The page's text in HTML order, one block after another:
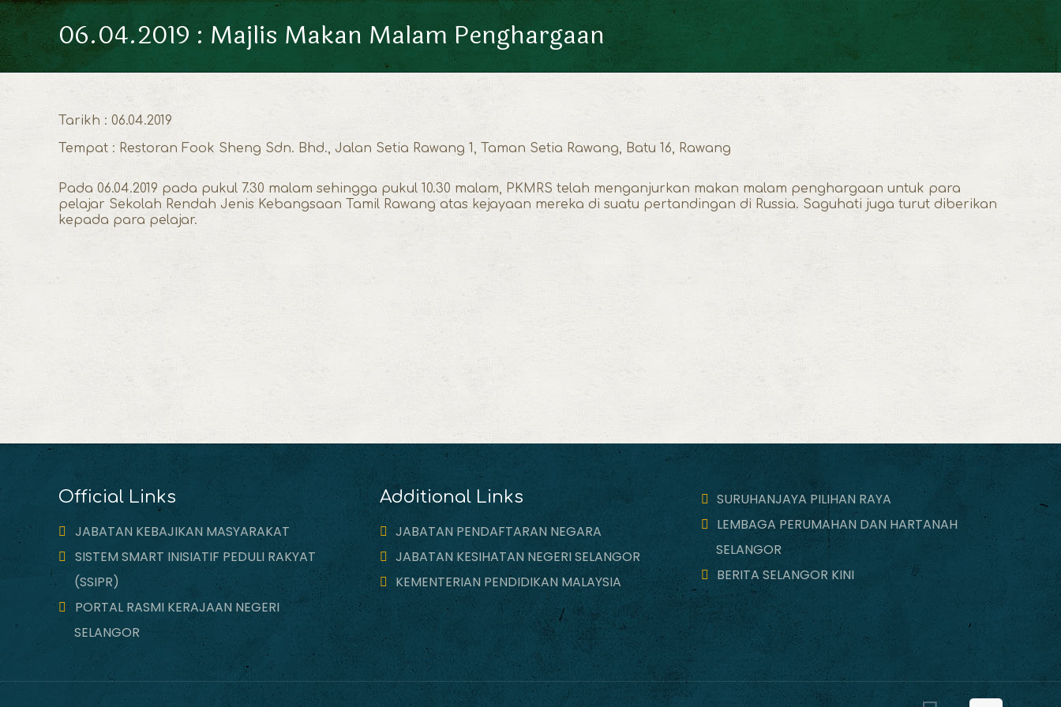
06.04.2019 : Majlis Makan Malam Penghargaan
Tarikh : 06.04.2019
Tempat : Restoran Fook Sheng Sdn. Bhd., Jalan Setia Rawang 1, Taman Setia Rawang, Batu 16, Rawang
Pada 06.04.2019 pada pukul 7.30 malam sehingga pukul 10.30 malam, PKMRS telah menganjurkan makan malam penghargaan untuk para
pelajar Sekolah Rendah Jenis Kebangsaan Tamil Rawang atas kejayaan mereka di suatu pertandingan di Russia. Saguhati juga turut diberikan
kepada para pelajar.
Official Links
JABATAN KEBAJIKAN MASYARAKAT
SISTEM SMART INISIATIF PEDULI RAKYAT
(SSIPR)
PORTAL RASMI KERAJAAN NEGERI
SELANGOR
Additional Links
JABATAN PENDAFTARAN NEGARA
JABATAN KESIHATAN NEGERI SELANGOR
KEMENTERIAN PENDIDIKAN MALAYSIA
SURUHANJAYA PILIHAN RAYA
LEMBAGA PERUMAHAN DAN HARTANAH
SELANGOR
BERITA SELANGOR KINI